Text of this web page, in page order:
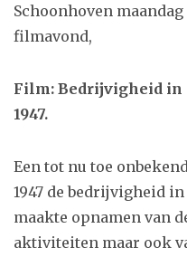
Schoonhoven
filmavond,
Film: Bedrijvigheid in
1947.
Een tot nu toe
1947 de bedrijvigheid
maakte opnamen van
aktiviteiten maar ook